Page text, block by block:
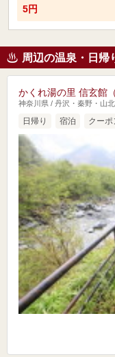
5円
周辺の温泉・日帰
かくれ湯の里 信玄館
神奈川県 / 丹沢・秦野・山
日帰り 宿泊 クーポ